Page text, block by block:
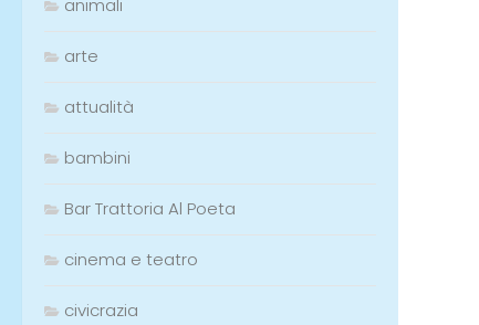
animali
arte
attualità
bambini
Bar Trattoria Al Poeta
cinema e teatro
civicrazia